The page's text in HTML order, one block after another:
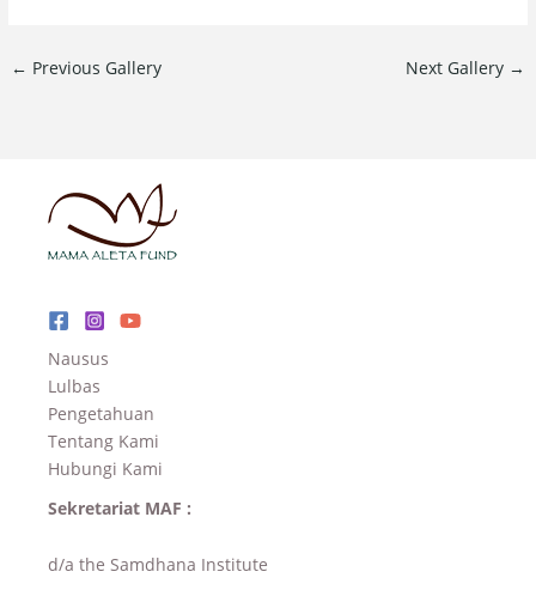
← Previous Gallery Next Gallery →
Nausus
Lulbas
Pengetahuan
Tentang Kami
Hubungi Kami
Sekretariat MAF :
d/a the Samdhana Institute